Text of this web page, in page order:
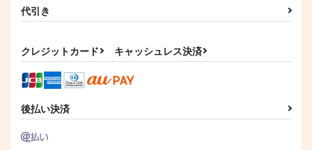
赤井秀一×安室透
作品詳細 作品詳細
代引き
クレジットカード キャッシュレス決済
後払い決済